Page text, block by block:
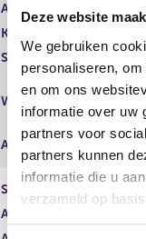
Deze website
We gebruiken
personaliseren,
en om ons
informatie over uw
partners voor
partners kunnen
informatie die u
verzameld op
Aantal stemmen
Kapitaalbelang
Stemrecht
Wijze van beschikken
Afwikkeling
Soort aandeel
Aantal aandelen